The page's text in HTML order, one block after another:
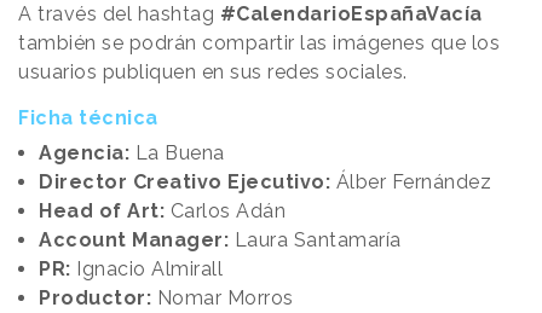
A través del hashtag #CalendarioEspañaVacía
también se podrán compartir las imágenes que los
usuarios publiquen en sus redes sociales.
Ficha técnica
Agencia: La Buena
Director Creativo Ejecutivo: Álber Fernández
Head of Art: Carlos Adán
Account Manager: Laura Santamaría
PR: Ignacio Almirall
Productor: Nomar Morros